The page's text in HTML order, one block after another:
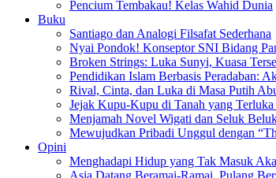
Pencium Tembakau! Kelas Wahid Dunia
Buku
Santiago dan Analogi Filsafat Sederhana
Nyai Pondok! Konseptor SNI Bidang
Broken Strings: Luka Sunyi, Kuasa
Pendidikan Islam Berbasis Peradaban:
Rival, Cinta, dan Luka di Masa Putih
Jejak Kupu-Kupu di Tanah yang
Menjamah Novel Wigati dan Seluk
Mewujudkan Pribadi Unggul dengan
Opini
Menghadapi Hidup yang Tak Masuk
Asia Datang Beramai-Ramai, Pulang